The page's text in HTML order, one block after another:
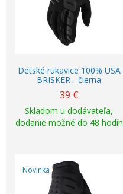
Detské rukavice 100% USA
BRISKER - čierna
39 €
Skladom u dodávateľa,
dodanie možné do 48 hodín
Novinka